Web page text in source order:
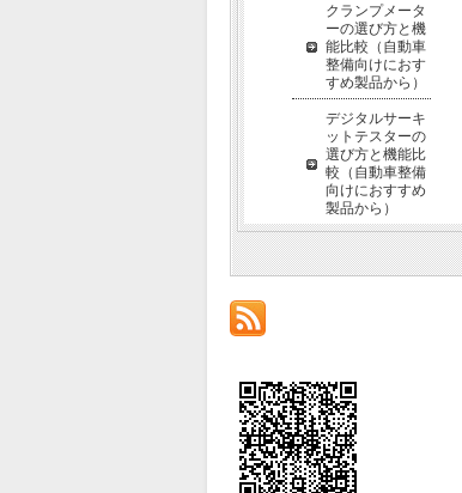
クランプメータ
ーの選び方と機
能比較（自動車
整備向けにおす
すめ製品から）
デジタルサーキ
ットテスターの
選び方と機能比
較（自動車整備
向けにおすすめ
製品から）